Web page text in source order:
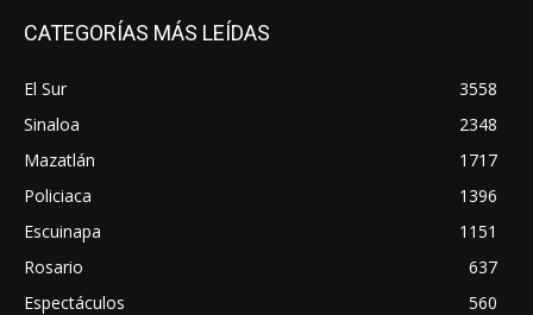
CATEGORÍAS MÁS LEÍDAS
El Sur
3558
Sinaloa
2348
Mazatlán
1717
Policiaca
1396
Escuinapa
1151
Rosario
637
Espectáculos
560